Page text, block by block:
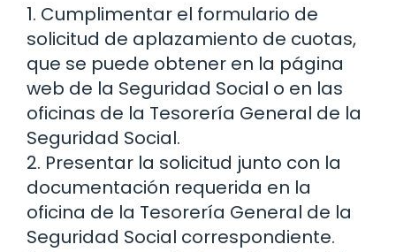
1. Cumplimentar el formulario de
solicitud de aplazamiento de cuotas,
que se puede obtener en la página
web de la Seguridad Social o en las
oficinas de la Tesorería General de la
Seguridad Social.
2. Presentar la solicitud junto con la
documentación requerida en la
oficina de la Tesorería General de la
Seguridad Social correspondiente.